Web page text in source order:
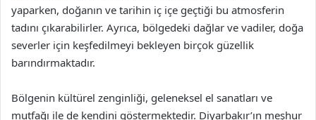
yaparken, doğanın ve tarihin iç içe geçtiği bu atmosferin
tadını çıkarabilirler. Ayrıca, bölgedeki dağlar ve vadiler, doğa
severler için keşfedilmeyi bekleyen birçok güzellik
barındırmaktadır.
Bölgenin kültürel zenginliği, geleneksel el sanatları ve
mutfağı ile de kendini göstermektedir. Diyarbakır’ın meşhur